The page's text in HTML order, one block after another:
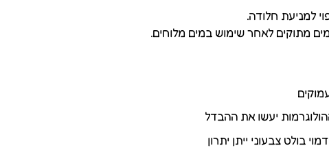
למניעת חלודה.
מתוקים לאחר שימוש במים מלוחים.
בולט צבעוני ייתן יתרון